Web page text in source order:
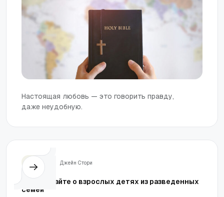
Настоящая любовь — это говорить правду,
даже неудобную.
Джейн Стори
Не забывайте о взрослых детях из разведенных
семей